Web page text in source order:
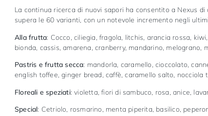
La continua ricerca di nuovi sapori ha consentito a Nexus
supera le 60 varianti, con un notevole incremento negli
Alla frutta: Cocco, ciliegia, fragola, litchis, arancia rossa,
bionda, cassis, amarena, cranberry, mandarino, melograno,
Pastris e frutta secca: mandorla, caramello, cioccolato,
english toffee, ginger bread, caffè, caramello salto, nocciola
Floreali e speziati: violetta, fiori di sambuco, rosa, anice,
Special: Cetriolo, rosmarino, menta piperita, basilico,